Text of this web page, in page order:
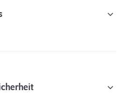
von Hunden